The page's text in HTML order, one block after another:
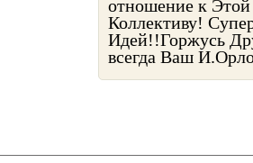
отношение к
Коллективу!
Идей!!Горжусь
всегда Ваш